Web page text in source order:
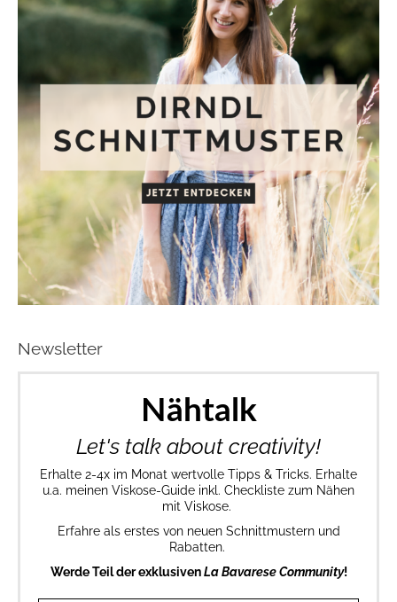
Newsletter
Nähtalk
Let's talk about creativity!
Erhalte 2-4x im Monat wertvolle Tipps & Tricks. Erhalte
u.a. meinen Viskose-Guide inkl. Checkliste zum Nähen
mit Viskose.
Erfahre als erstes von neuen Schnittmustern und
Rabatten.
Werde Teil der exklusivenLa Bavarese Community!